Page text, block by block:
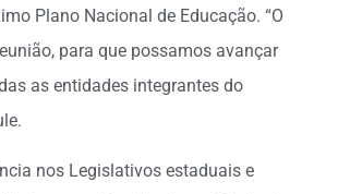
Plano Nacional de Educação. “O
para que possamos avançar
as entidades integrantes do
nos Legislativos estaduais e